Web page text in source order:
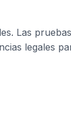
Las
legales